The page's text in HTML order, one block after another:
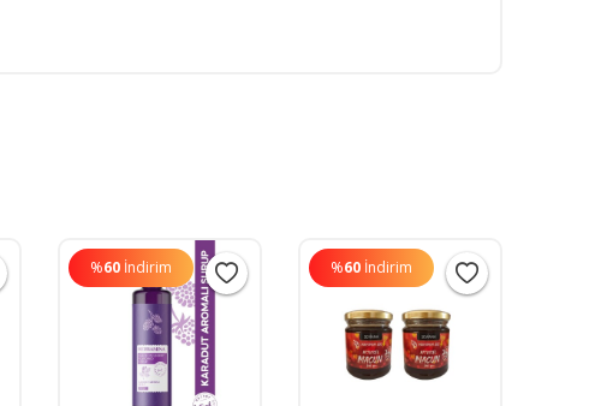
%60 İndirim %60 İndirim